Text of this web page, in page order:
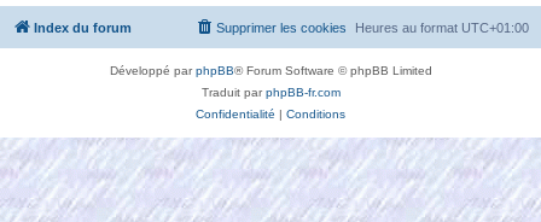
Index du forum Heures au format UTC+01:00
Supprimer les cookies
Développé parphpBB® Forum Software © phpBB Limited
Traduit parphpBB-fr.com
Confidentialité | Conditions